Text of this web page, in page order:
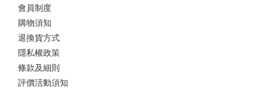
會員制度
購物須知
退換貨方式
隱私權政策
條款及細則
評價活動須知